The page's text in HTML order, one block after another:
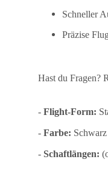
Schneller
Präzise
Hast du Fragen?
- Flight-Form:
- Farbe:
- Schaftlängen: